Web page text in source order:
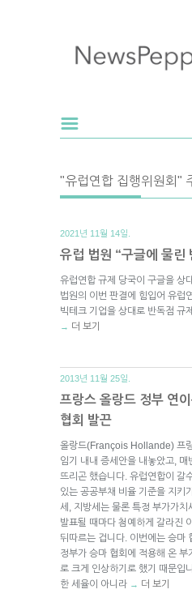
"유럽연합 집행위원회"
2021년 11월 14일.
유럽 법원 “구글에 물린
유럽연합 규제 당국이 구글을 상
법원의 이번 판결에 힘입어 유럽
빅테크 기업을 상대로 반독점 규
→ 더 보기
2013년 11월 25일.
프랑스 올랑드 정부 연
협회 발끈
올랑드(François Hollande) 프
임기 내내 증세안을 내놓았고,
뜨리곤 했습니다. 유럽연합이 갈
있는 공공부채 비율 기준을 지키
세, 지방세는 물론 특정 부가가치
발표될 때마다 첨예하게 갈라진
뒤따르는 겁니다. 이번에는 승마
정부가 승마 협회에 적용해 온
로 크게 인상하기로 했기 때문입
한 세율이 아니라 → 더 보기